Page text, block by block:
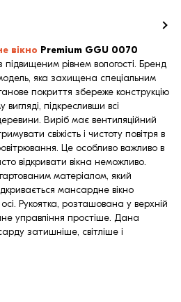
вікно Premium GGU 0070
рівнем вологості. Бренд
яка захищена спеціальним
покриття збереже конструкцію
підкресливши всі
Виріб має вентиляційний
свіжість і чистоту повітря в
Це особливо важливо в
відкривати вікна неможливо.
матеріалом, який
мансардне вікно
Рукоятка, розташована у верхній
управління простіше. Дана
затишніше, світліше і